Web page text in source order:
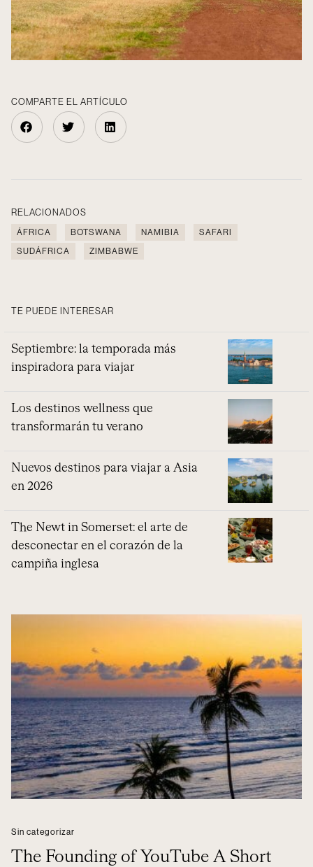
COMPARTE EL ARTÍCULO
RELACIONADOS
ÁFRICA BOTSWANA NAMIBIA SAFARI
SUDÁFRICA ZIMBABWE
TE PUEDE INTERESAR
Septiembre: la temporada más
inspiradora para viajar
Los destinos wellness que
transformarán tu verano
Nuevos destinos para viajar a Asia
en 2026
The Newt in Somerset: el arte de
desconectar en el corazón de la
campiña inglesa
Sin categorizar
The Founding of YouTube A Short